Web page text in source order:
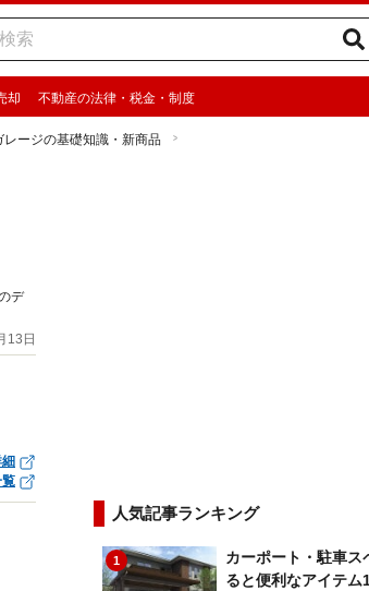
却 不動産の法律・税金・制度
ージの基礎知識・新商品
デ
13日
人気記事ランキング
1
カーポート・駐車ス
ると便利なアイテム